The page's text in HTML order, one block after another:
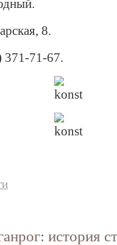
8.
371-71-67.
история